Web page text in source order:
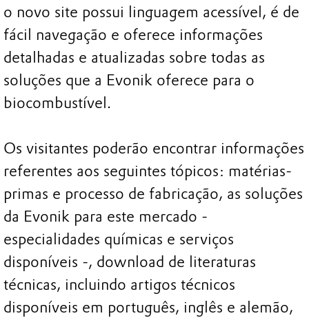
o novo site possui linguagem acessível, é de
fácil navegação e oferece informações
detalhadas e atualizadas sobre todas as
soluções que a Evonik oferece para o
biocombustível.
Os visitantes poderão encontrar informações
referentes aos seguintes tópicos: matérias-
primas e processo de fabricação, as soluções
da Evonik para este mercado -
especialidades químicas e serviços
disponíveis -, download de literaturas
técnicas, incluindo artigos técnicos
disponíveis em português, inglês e alemão,